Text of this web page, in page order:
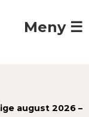
Meny ☰
august 2026 –